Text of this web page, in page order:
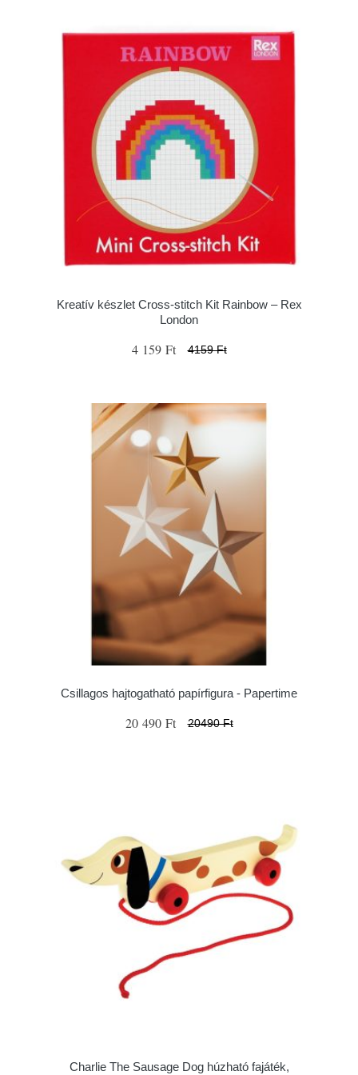
Kreatív készlet Cross-stitch Kit Rainbow – Rex
London
4 159 Ft 4159 Ft
Csillagos hajtogatható papírfigura - Papertime
20 490 Ft 20490 Ft
Charlie The Sausage Dog húzható fajáték,